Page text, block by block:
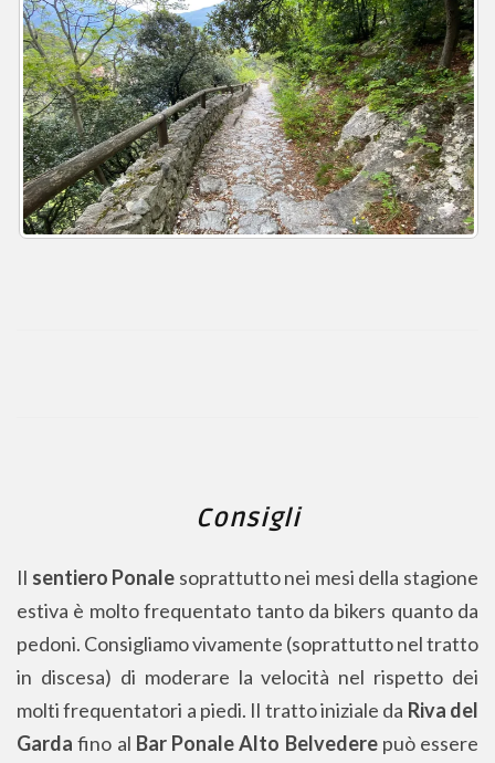
Consigli
Il sentiero Ponale soprattutto nei mesi della stagione
estiva è molto frequentato tanto da bikers quanto da
pedoni. Consigliamo vivamente (soprattutto nel tratto
in discesa) di moderare la velocità nel rispetto dei
molti frequentatori a piedi. Il tratto iniziale da Riva del
Garda fino al Bar Ponale Alto Belvederepuò essere